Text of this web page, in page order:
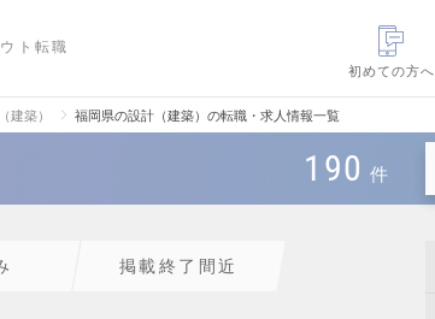
ト転職
初めての方へ
建築） 福岡県の設計（建築）の転職・求人情報一覧
190 件
掲載終了間近